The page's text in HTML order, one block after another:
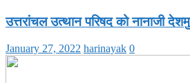
उत्तरांचल उत्थान परिषद को नानाजी
January 27, 2022 harinayak 0